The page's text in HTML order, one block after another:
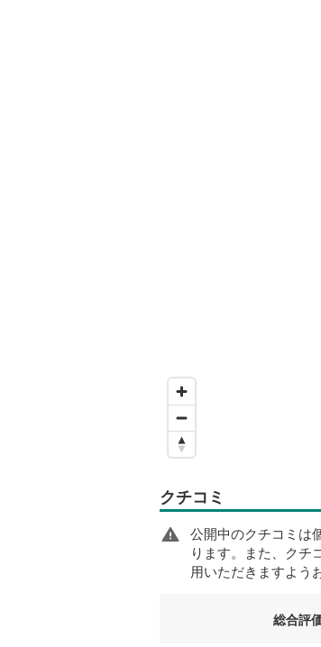
クチコミ
公開中のクチコミは
ります。また、クチ
用いただきますよう
総合評